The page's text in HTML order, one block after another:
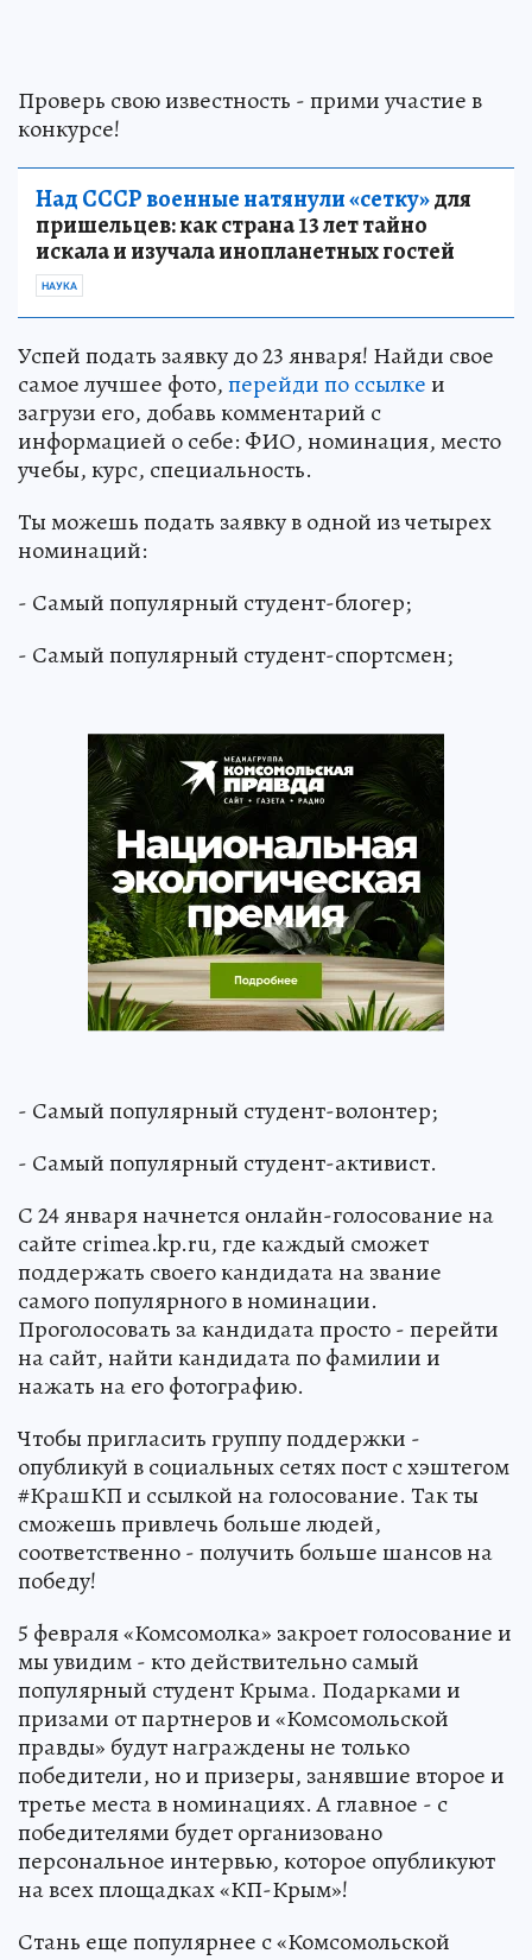
Проверь свою известность - прими участие в
конкурсе!
Над СССР военные натянули «сетку»для
пришельцев: как страна 13 лет тайно
искала и изучала инопланетных гостей
НАУКА
Успей подать заявку до 23 января! Найди свое
самое лучшее фото,перейди по ссылкеи
загрузи его, добавь комментарий с
информацией о себе: ФИО, номинация, место
учебы, курс, специальность.
Ты можешь подать заявку в одной из четырех
номинаций:
- Самый популярный студент-блогер;
- Самый популярный студент-спортсмен;
- Самый популярный студент-волонтер;
- Самый популярный студент-активист.
С 24 января начнется онлайн-голосование на
сайте crimea.kp.ru, где каждый сможет
поддержать своего кандидата на звание
самого популярного в номинации.
Проголосовать за кандидата просто - перейти
на сайт, найти кандидата по фамилии и
нажать на его фотографию.
Чтобы пригласить группу поддержки -
опубликуй в социальных сетях пост с хэштегом
#КрашКП и ссылкой на голосование. Так ты
сможешь привлечь больше людей,
соответственно - получить больше шансов на
победу!
5 февраля «Комсомолка» закроет голосование и
мы увидим - кто действительно самый
популярный студент Крыма. Подарками и
призами от партнеров и «Комсомольской
правды» будут награждены не только
победители, но и призеры, занявшие второе и
третье места в номинациях. А главное - с
победителями будет организовано
персональное интервью, которое опубликуют
на всех площадках «КП-Крым»!
Стань еще популярнее с «Комсомольской